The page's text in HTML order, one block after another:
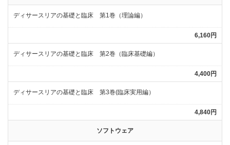
ディサースリアの基礎と臨床 第1巻（理論編）
6,160円
ディサースリアの基礎と臨床 第2巻（臨床基礎編）
4,400円
ディサースリアの基礎と臨床 第3巻(臨床実用編）
4,840円
ソフトウェア